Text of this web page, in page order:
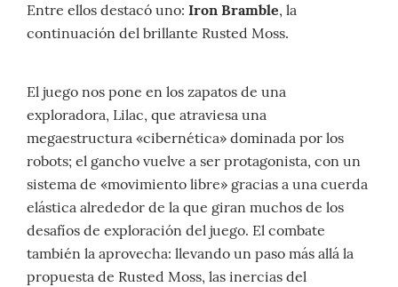
Entre ellos destacó uno: Iron Bramble, la
continuación del brillante Rusted Moss.
El juego nos pone en los zapatos de una
exploradora, Lilac, que atraviesa una
megaestructura «cibernética» dominada por los
robots; el gancho vuelve a ser protagonista, con un
sistema de «movimiento libre» gracias a una cuerda
elástica alrededor de la que giran muchos de los
desafíos de exploración del juego. El combate
también la aprovecha: llevando un paso más allá la
propuesta de Rusted Moss, las inercias del